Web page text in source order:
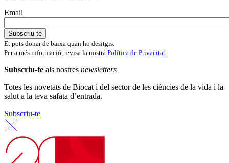
Email
Et pots donar de baixa quan ho desitgis.
Per a més informació, revisa la nostra Política de Privacitat
Subscriu-te als nostres newsletters
Totes les novetats de Biocat i del sector de les ciències de la vida i la
salut a la teva safata d’entrada.
Subscriu-te